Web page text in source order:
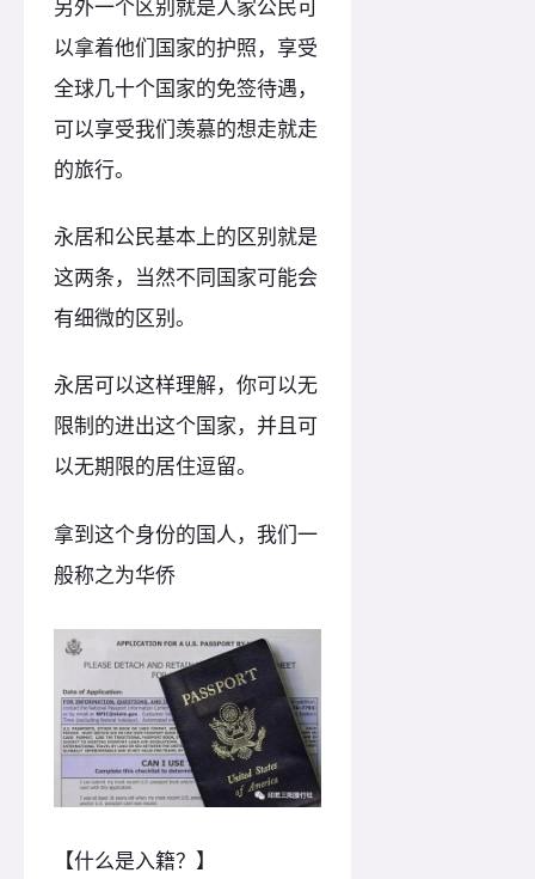
另外一个区别就是人家公民可
以拿着他们国家的护照，享受
全球几十个国家的免签待遇，
可以享受我们羡慕的想走就走
的旅行。
永居和公民基本上的区别就是
这两条，当然不同国家可能会
有细微的区别。
永居可以这样理解，你可以无
限制的进出这个国家，并且可
以无期限的居住逗留。
拿到这个身份的国人，我们一
般称之为华侨
【什么是入籍？】